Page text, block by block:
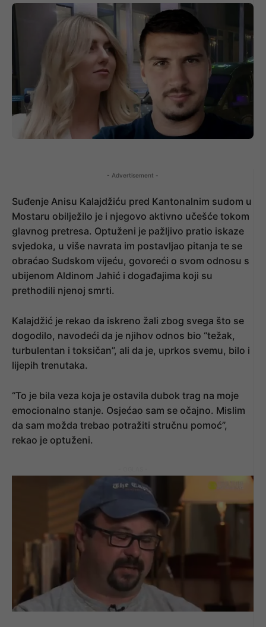
- Advertisement -
Suđenje Anisu Kalajdžiću pred Kantonalnim sudom u
Mostaru obilježilo je i njegovo aktivno učešće tokom
glavnog pretresa. Optuženi je pažljivo pratio iskaze
svjedoka, u više navrata im postavljao pitanja te se
obraćao Sudskom vijeću, govoreći o svom odnosu s
ubijenom Aldinom Jahić i događajima koji su
prethodili njenoj smrti.
Kalajdžić je rekao da iskreno žali zbog svega što se
dogodilo, navodeći da je njihov odnos bio “težak,
turbulentan i toksičan”, ali da je, uprkos svemu, bilo i
lijepih trenutaka.
“To je bila veza koja je ostavila dubok trag na moje
emocionalno stanje. Osjećao sam se očajno. Mislim
da sam možda trebao potražiti stručnu pomoć”,
rekao je optuženi.